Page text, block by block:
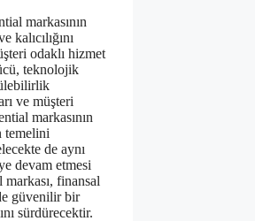
markasının
kalıcılığını
odaklı hizmet
teknolojik
ve müşteri
markasının
temelini
de aynı
devam etmesi
finansal
güvenilir bir
sürdürecektir.